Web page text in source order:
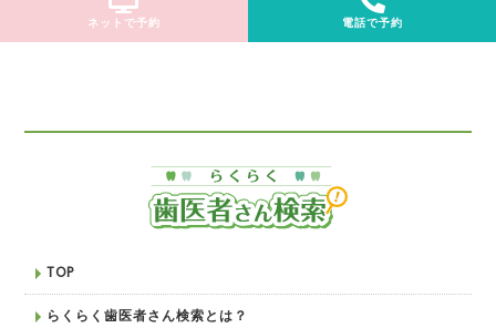
ネットで予約 電話で予約
TOP
らくらく歯医者さん検索とは？